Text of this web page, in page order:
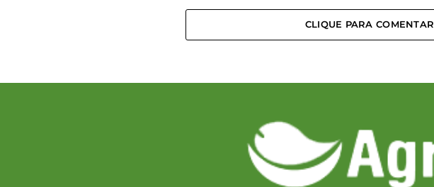
CLIQUE PARA COMENTAR